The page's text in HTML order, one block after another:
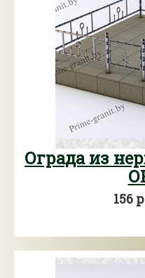
Ограда из
156